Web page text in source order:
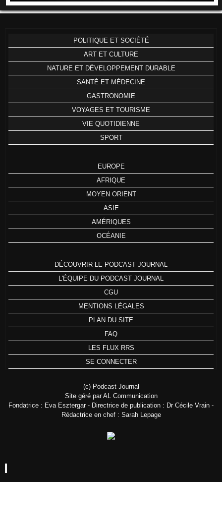
POLITIQUE ET SOCIÉTÉ
ART ET CULTURE
NATURE ET DÉVELOPPEMENT DURABLE
SANTÉ ET MÉDECINE
GASTRONOMIE
VOYAGES ET TOURISME
VIE QUOTIDIENNE
SPORT
EUROPE
AFRIQUE
MOYEN ORIENT
ASIE
AMÉRIQUES
OCÉANIE
DÉCOUVRIR LE PODCAST JOURNAL
L'ÉQUIPE DU PODCAST JOURNAL
CGU
MENTIONS LÉGALES
PLAN DU SITE
FAQ
LES FLUX RRS
SE CONNECTER
(c) Podcast Journal
Site géré par AL Communication
Fondatrice : Eva Esztergar - Directrice de publication : Dr Cécile Vrain -
Rédactrice en chef : Sarah Lepage